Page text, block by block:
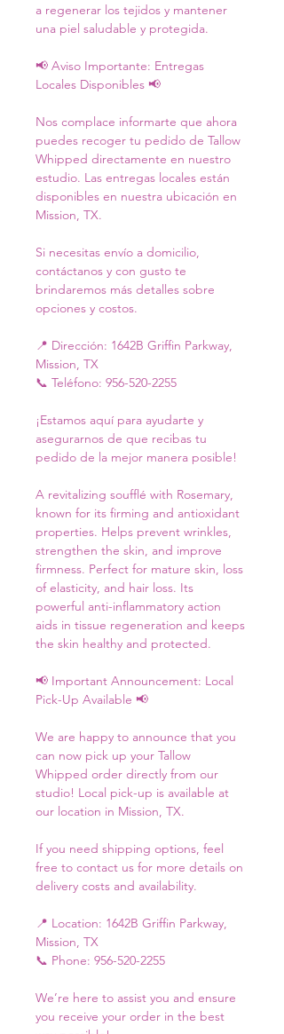
a regenerar los tejidos y mantener
una piel saludable y protegida.
📢 Aviso Importante: Entregas
Locales Disponibles 📢
Nos complace informarte que ahora
puedes recoger tu pedido de Tallow
Whipped directamente en nuestro
estudio. Las entregas locales están
disponibles en nuestra ubicación en
Mission, TX.
Si necesitas envío a domicilio,
contáctanos y con gusto te
brindaremos más detalles sobre
opciones y costos.
📍 Dirección: 1642B Griffin Parkway,
Mission, TX
📞 Teléfono: 956-520-2255
¡Estamos aquí para ayudarte y
asegurarnos de que recibas tu
pedido de la mejor manera posible!
A revitalizing soufflé with Rosemary,
known for its firming and antioxidant
properties. Helps prevent wrinkles,
strengthen the skin, and improve
firmness. Perfect for mature skin, loss
of elasticity, and hair loss. Its
powerful anti-inflammatory action
aids in tissue regeneration and keeps
the skin healthy and protected.
📢 Important Announcement: Local
Pick-Up Available 📢
We are happy to announce that you
can now pick up your Tallow
Whipped order directly from our
studio! Local pick-up is available at
our location in Mission, TX.
If you need shipping options, feel
free to contact us for more details on
delivery costs and availability.
📍 Location: 1642B Griffin Parkway,
Mission, TX
📞 Phone: 956-520-2255
We’re here to assist you and ensure
you receive your order in the best